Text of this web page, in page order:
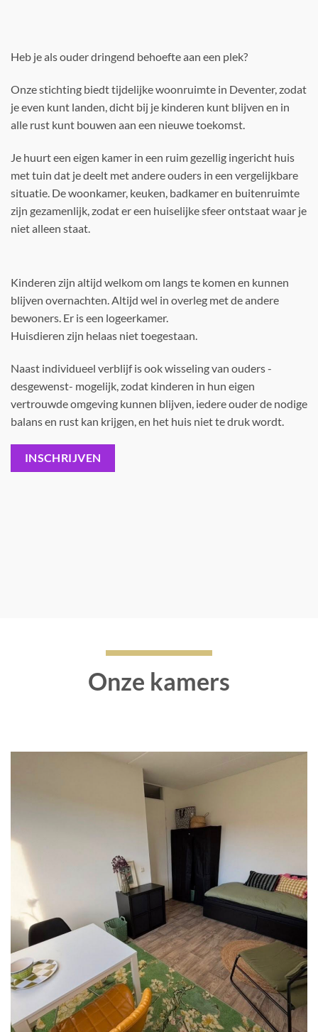
Heb je als ouder dringend behoefte aan een plek?
Onze stichting biedt tijdelijke woonruimte in Deventer, zodat
je even kunt landen, dicht bij je kinderen kunt blijven en in
alle rust kunt bouwen aan een nieuwe toekomst.
Je huurt een eigen kamer in een ruim gezellig ingericht huis
met tuin dat je deelt met andere ouders in een vergelijkbare
situatie. De woonkamer, keuken, badkamer en buitenruimte
zijn gezamenlijk, zodat er een huiselijke sfeer ontstaat waar je
niet alleen staat.
Kinderen zijn altijd welkom om langs te komen en kunnen
blijven overnachten. Altijd wel in overleg met de andere
bewoners. Er is een logeerkamer.
Huisdieren zijn helaas niet toegestaan.
Naast individueel verblijf is ook wisseling van ouders -
desgewenst- mogelijk, zodat kinderen in hun eigen
vertrouwde omgeving kunnen blijven, iedere ouder de nodige
balans en rust kan krijgen, en het huis niet te druk wordt.
INSCHRIJVEN
Onze kamers